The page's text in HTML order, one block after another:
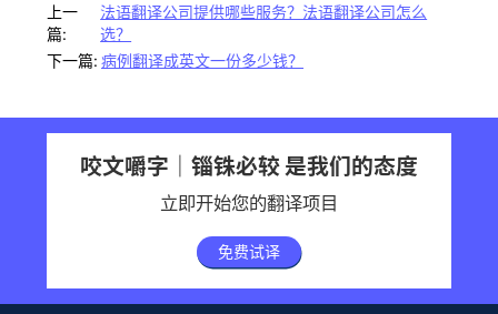
上一
篇:
法语翻译公司提供哪些服务？法语翻译公司怎么
选？
下一篇: 病例翻译成英文一份多少钱？
咬文嚼字｜锱铢必较 是我们的态度
立即开始您的翻译项目
免费试译